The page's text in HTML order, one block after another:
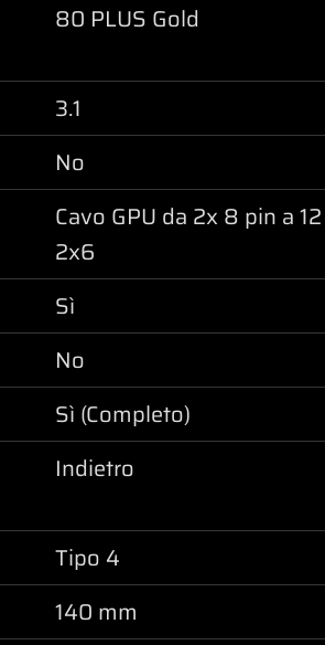
80 PLUS Gold
3.1
No
Cavo GPU da 2x 8 pin a
2x6
Sì
No
Sì (Completo)
Indietro
Tipo 4
140 mm